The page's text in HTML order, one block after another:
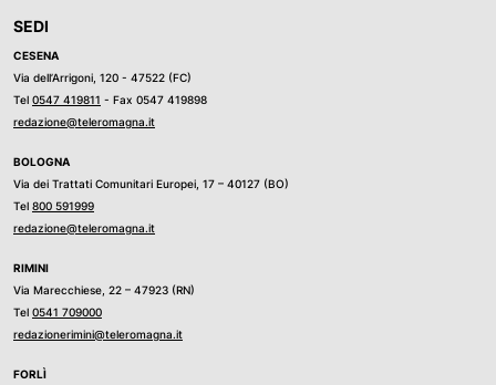
SEDI
CESENA
Via dell’Arrigoni, 120 - 47522 (FC)
Tel 0547 419811 - Fax 0547 419898
redazione@teleromagna.it
BOLOGNA
Via dei Trattati Comunitari Europei, 17 – 40127 (BO)
Tel 800 591999
redazione@teleromagna.it
RIMINI
Via Marecchiese, 22 – 47923 (RN)
Tel 0541 709000
redazionerimini@teleromagna.it
FORLÌ